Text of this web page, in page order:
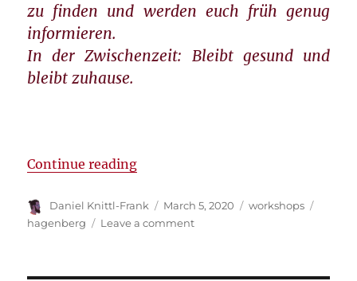
zu finden und werden euch früh genug
informieren.
In der Zwischenzeit: Bleibt gesund und
bleibt zuhause.
Continue reading“POSTPONED: Schöne Grafiken
Author
Daniel Knittl-Frank
Posted
on
March 5, 2020 Categories
workshops
hagenberg
Leave a commenton